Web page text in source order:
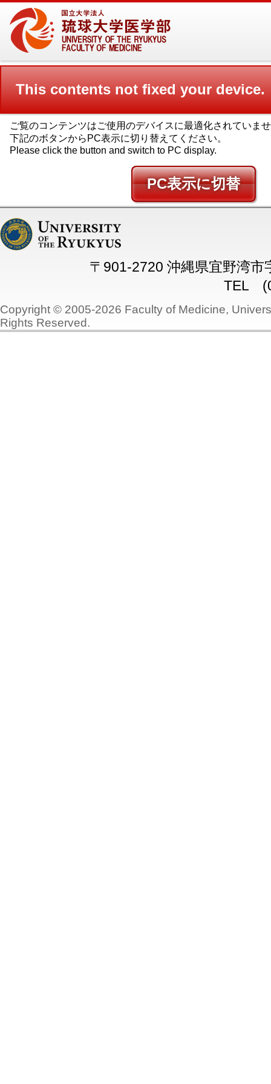
This contents not fixed your device.
ご覧のコンテンツはご使用のデバイスに最適化されていま
下記のボタンからPC表示に切り替えてください。
Please click the button and switch to PC display.
PC
〒901-2720 沖縄県宜野湾市
TEL
Copyright © 2005-2026 Faculty of Medicine,
Rights Reserved.